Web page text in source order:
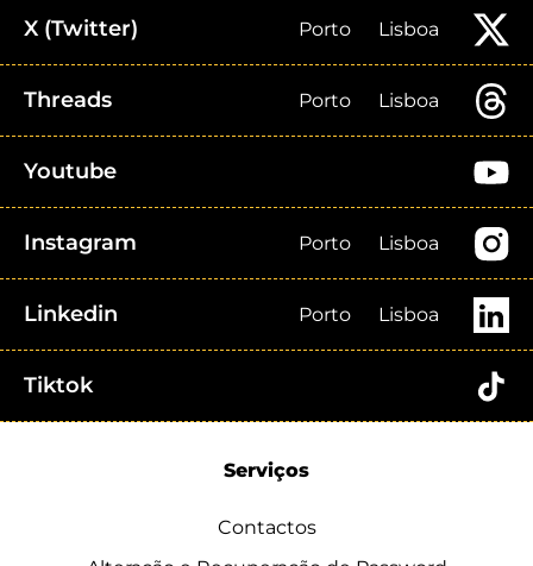
X (Twitter) Porto Lisboa
Threads Porto Lisboa
Youtube
Instagram Porto Lisboa
Linkedin Porto Lisboa
Tiktok
Serviços
Contactos